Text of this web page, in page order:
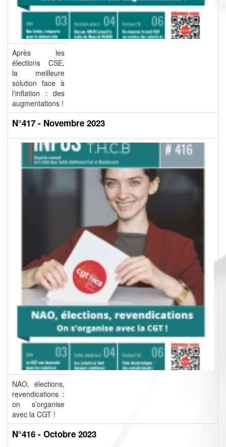
Après les
élections CSE,
la meilleure
solution face à
l'inflation : des
augmentations !
N°417 - Novembre 2023
NAO, élections,
revendications :
on s’organise
avec la CGT !
N°416 - Octobre 2023